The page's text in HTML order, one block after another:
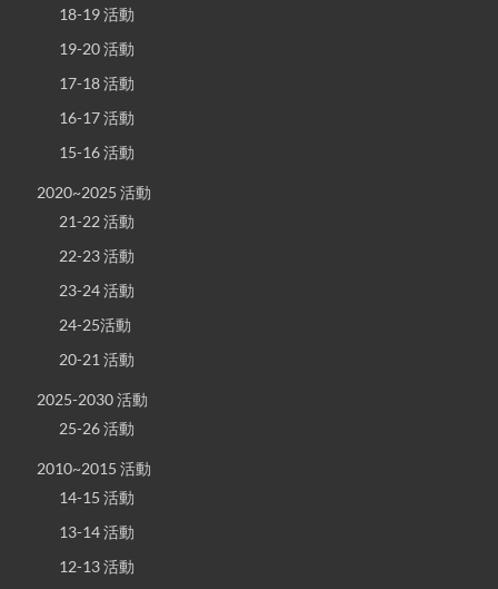
18-19 活動
19-20 活動
17-18 活動
16-17 活動
15-16 活動
2020~2025 活動
21-22 活動
22-23 活動
23-24 活動
24-25活動
20-21 活動
2025-2030 活動
25-26 活動
2010~2015 活動
14-15 活動
13-14 活動
12-13 活動